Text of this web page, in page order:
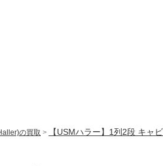
の買取 > 【USMハラー】1列2段 キャ